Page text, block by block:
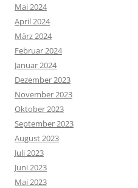
Mai 2024
April 2024
März 2024
Februar 2024
Januar 2024
Dezember 2023
November 2023
Oktober 2023
September 2023
August 2023
Juli 2023
Juni 2023
Mai 2023